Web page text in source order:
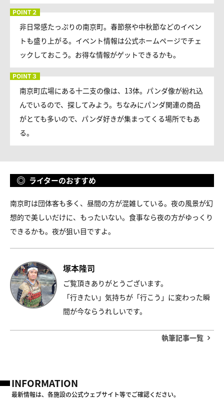
非日常感たっぷりの南京町。春節祭や中秋節などのイベン
トも盛り上がる。イベント情報は公式ホームページでチェ
ックしておこう。お得な情報がゲットできるかも。
南京町広場にある十二支の像は、13体。パンダ像が紛れ込
んでいるので、探してみよう。ちなみにパンダ関連の商品
がとても多いので、パンダ好きが集まってくる場所でもあ
る。
ライターのおすすめ
南京町は団体客も多く、昼間の方が混雑している。夜の風景が幻
想的で美しいだけに、もったいない。食事なら夜の方がゆっくり
できるかも。夜が狙い目ですよ。
塚本隆司
ご覧頂きありがとうございます。
「行きたい」気持ちが「行こう」に変わった瞬
間が今ならうれしいです。
執筆記事一覧
INFORMATION
最新情報は、各施設の公式ウェブサイト等でご確認ください。